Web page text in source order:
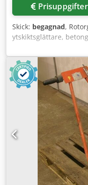
Prisuppgifter
Skick: begagnad,
ytskiktsglättare,
Tillverkare:
typ G 900 E -Effekt:
Skivdiameter: 835
mm Csdpfehgm Eksx